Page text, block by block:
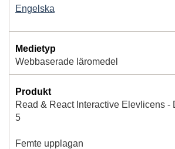
Engelska
Medietyp
Webbaserade läromedel
Produkt
Read & React Interactive Elevlicens -
5
Femte upplagan